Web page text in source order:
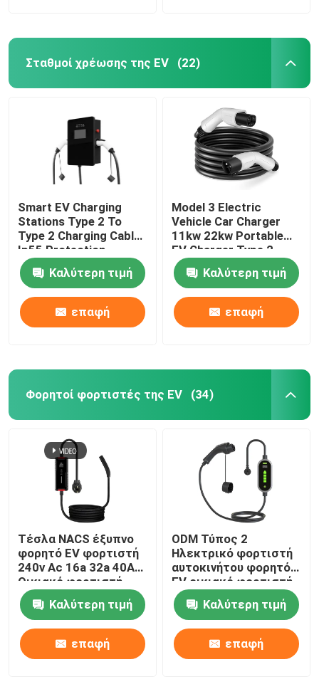
Σταθμοί χρέωσης της EV (22)
Smart EV Charging
Stations Type 2 To
Type 2 Charging Cable
Ip55 Protection
Καλύτερη τιμή
επαφή
Model 3 Electric
Vehicle Car Charger
11kw 22kw Portable
EV Charger Type 2
Καλύτερη τιμή
επαφή
Φορητοί φορτιστές της EV (34)
Τέσλα NACS έξυπνο
φορητό EV φορτιστή
240v Ac 16a 32a 40A
Οικιακό φορτιστή
ηλεκτρικού
αυτοκινήτου
Καλύτερη τιμή
επαφή
ODM Τύπος 2
Ηλεκτρικό φορτιστή
αυτοκινήτου φορητό
EV οικιακό φορτιστή
προστασία εδάφους
Καλύτερη τιμή
επαφή